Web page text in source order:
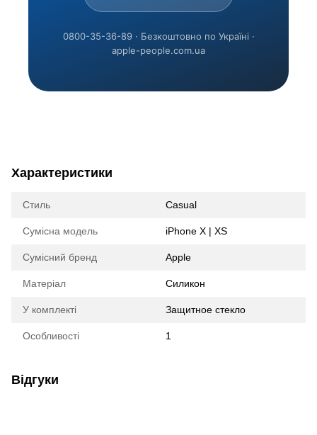
0800-35-36-89 · Безкоштовно по Україні ·
apple-people.com.ua
Характеристики
Стиль Casual
Сумісна модель iPhone X | XS
Сумісний бренд Apple
Матеріал Силикон
У комплекті Защитное стекло
Особливості 1
Відгуки